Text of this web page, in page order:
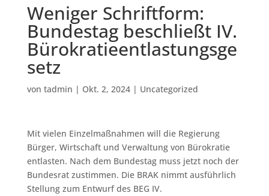
Weniger Schriftform:
Bundestag beschließt IV.
Bürokratieentlastungsge
setz
von tadmin | Okt. 2, 2024| Uncategorized
Mit vielen Einzelmaßnahmen will die Regierung
Bürger, Wirtschaft und Verwaltung von Bürokratie
entlasten. Nach dem Bundestag muss jetzt noch der
Bundesrat zustimmen. Die BRAK nimmt ausführlich
Stellung zum Entwurf des BEG IV.